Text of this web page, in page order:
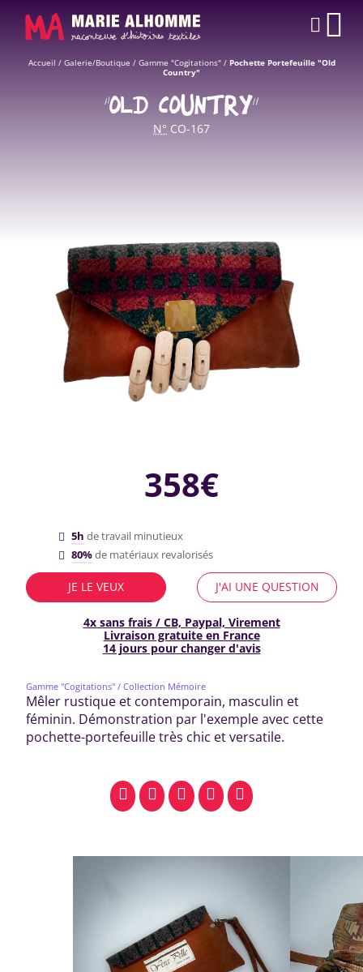
Accueil / Galerie/Boutique / Gamme "Cogitations"/ Pochette Portefeuille "Old
Country"
“OLD COUNTRY”
N° CO-167
358€
5h de travail minutieux
80%de matériaux revalorisés
JE LE VEUX J'AI UNE QUESTION
4x sans frais / CB, Paypal, Virement
Livraison gratuite en France
14 jours pour changer d'avis
Gamme "Cogitations" / Collection Mémoire
Mêler rustique et contemporain, masculin et
féminin. Démonstration par l'exemple avec cette
pochette-portefeuille très chic et versatile.
facebookpinterestwhatsapp
SMS email